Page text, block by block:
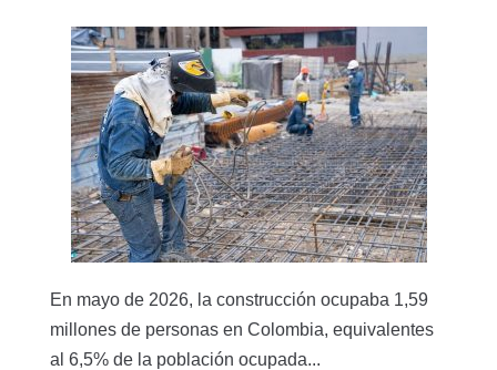
En mayo de 2026, la construcción ocupaba 1,59
millones de personas en Colombia, equivalentes
al 6,5% de la población ocupada...